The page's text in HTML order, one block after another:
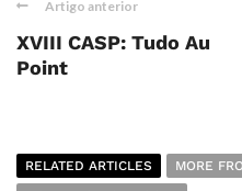
Artigo anterior
XVIII CASP: Tudo Au
Point
RELATED ARTICLES
MORE